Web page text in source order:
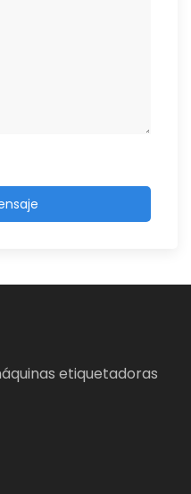
etiquetadoras